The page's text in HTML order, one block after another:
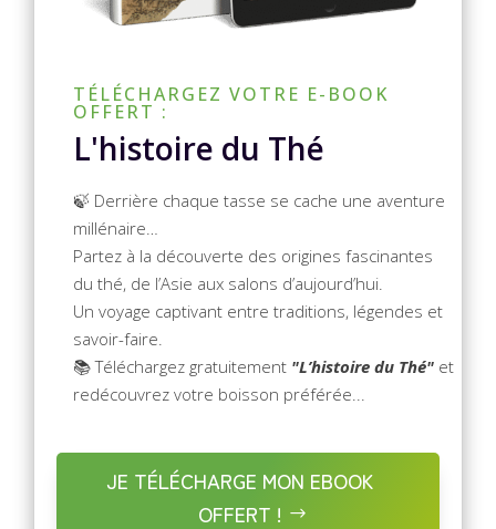
TÉLÉCHARGEZ VOTRE E-BOOK
OFFERT :
L'histoire du Thé
🍃 Derrière chaque tasse se cache une aventure
millénaire…
Partez à la découverte des origines fascinantes
du thé, de l’Asie aux salons d’aujourd’hui.
Un voyage captivant entre traditions, légendes et
savoir-faire.
📚 Téléchargez gratuitement "L’histoire du Thé" et
redécouvrez votre boisson préférée...
JE TÉLÉCHARGE MON EBOOK
OFFERT !